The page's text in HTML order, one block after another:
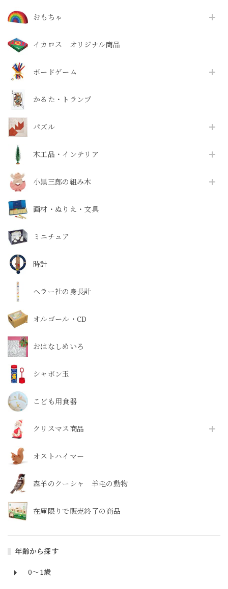
おもちゃ
イカロス オリジナル商品
ボードゲーム
かるた・トランプ
パズル
木工品・インテリア
小黒三郎の組み木
画材・ぬりえ・文具
ミニチュア
時計
ヘラー社の身長計
オルゴール・CD
おはなしめいろ
シャボン玉
こども用食器
クリスマス商品
オストハイマー
森羊のクーシャ 羊毛の動物
在庫限りで販売終了の商品
年齢から探す
0～1歳